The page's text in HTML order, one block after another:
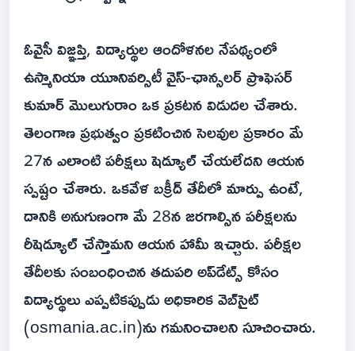
ఓవైసీ విజ్ఞప్తి, విద్యార్థుల ఆందోళనల నేపథ్యంలో
ఉస్మానియా యూనివర్సిటీ వైస్-ఛాన్సలర్ ప్రొఫెసర్
కుమార్ మొలుగురాం ఒక ప్రకటన విడుదల చేశారు.
తెలంగాణ ప్రభుత్వం ప్రకటించిన సెలవుల ప్రకారం మే
27న ఎలాంటి పరీక్షలు షెడ్యూల్ చేయలేదని ఆయన
స్పష్టం చేశారు. ఒకవేళ బక్రీద్ తేదీలో మార్పు ఉంటే,
దానికి అనుగుణంగా మే 28న జరగాల్సిన పరీక్షలను
రీషెడ్యూల్ చేస్తామని ఆయన హామీ ఇచ్చారు. పరీక్షల
తేదీలకు సంబంధించిన తదుపరి అప్‌డేట్స్ కోసం
విద్యార్థులు ఎప్పటికప్పుడు అధికారిక వెబ్‌సైట్
(osmania.ac.in)ను గమనించాలని సూచించారు.